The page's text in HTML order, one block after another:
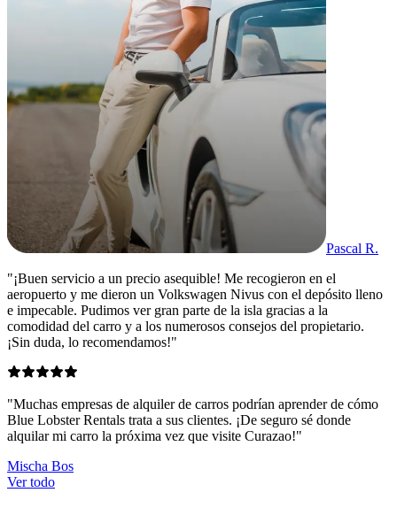
Pascal R.
"¡Buen servicio a un precio asequible! Me recogieron en el
aeropuerto y me dieron un Volkswagen Nivus con el depósito lleno
e impecable. Pudimos ver gran parte de la isla gracias a la
comodidad del carro y a los numerosos consejos del propietario.
¡Sin duda, lo recomendamos!"
"Muchas empresas de alquiler de carros podrían aprender de cómo
Blue Lobster Rentals trata a sus clientes. ¡De seguro sé donde
alquilar mi carro la próxima vez que visite Curazao!"
Mischa Bos
Ver todo